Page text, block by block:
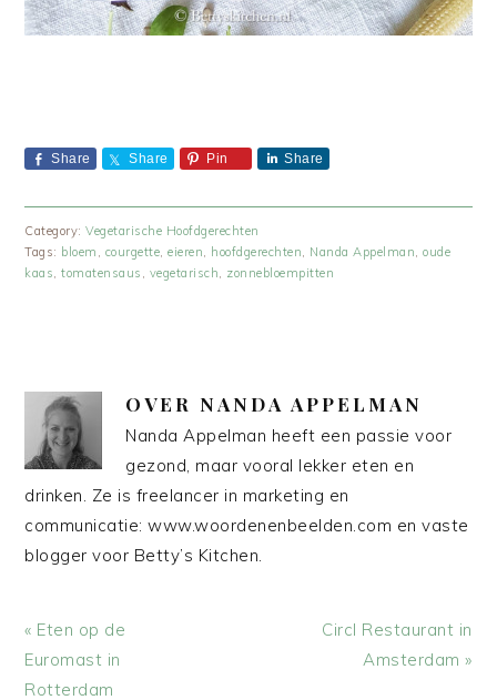
Share Share Pin Share
Category:Vegetarische Hoofdgerechten
Tags: bloem courgette ,eieren hoofdgerechten Nanda Appelman ,oude
kaas ,tomatensaus vegetarisch zonnebloempitten
OVER NANDA APPELMAN
Nanda Appelman heeft een passie voor
gezond, maar vooral lekker eten en
drinken. Ze is freelancer in marketing en
communicatie: www.woordenenbeelden.com en vaste
blogger voor Betty’s Kitchen.
Vorig
bericht:
« Eten op de
Euromast in
Rotterdam
Volgend
bericht:
Circl Restaurant in
Amsterdam »